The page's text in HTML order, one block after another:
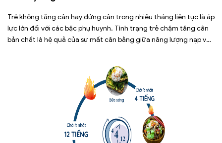
Trẻ không tăng cân hay đứng cân trong nhiều tháng liên tục là áp
lực lớn đối với các bậc phụ huynh. Tình trạng trẻ chậm tăng cân
bản chất là hệ quả của sự mất cân bằng giữa năng lượng nạp vào